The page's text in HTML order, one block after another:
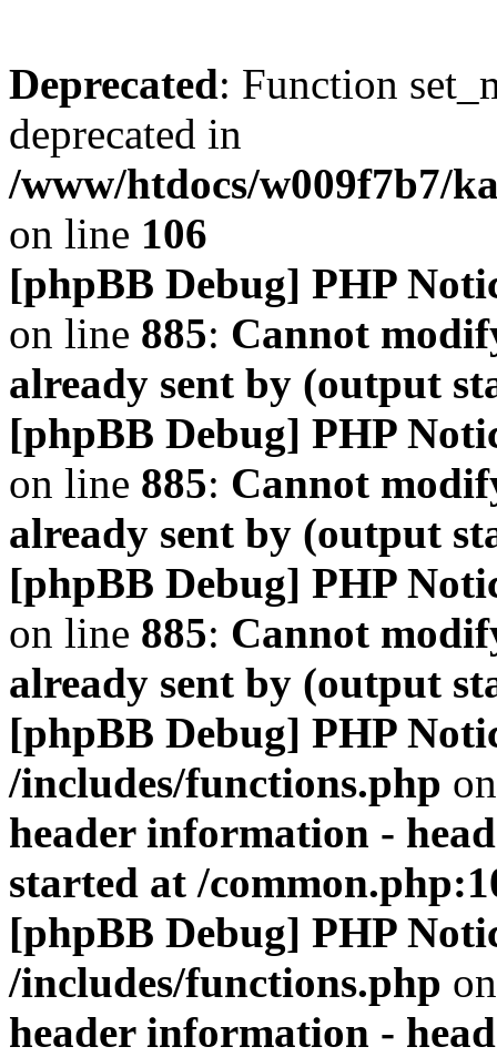
Deprecated: Function
deprecated in
/www/htdocs/w009f7b7/
on line 106
[phpBB Debug] PHP
on line 885: Cannot
already sent by (output
[phpBB Debug] PHP
on line 885: Cannot
already sent by (output
[phpBB Debug] PHP
on line 885: Cannot
already sent by (output
[phpBB Debug] PHP
/includes/functions.php
header information -
started at /
[phpBB Debug] PHP
/includes/functions.php
header information -